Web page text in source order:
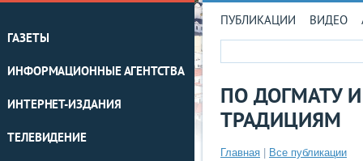
ГАЗЕТЫ
ИНФОРМАЦИОННЫЕ АГЕНТСТВА
ИНТЕРНЕТ-ИЗДАНИЯ
ТЕЛЕВИДЕНИЕ
ПУБЛИКАЦИИ ВИДЕО
ПО ДОГМАТУ
ТРАДИЦИЯМ
Главная Все публикации